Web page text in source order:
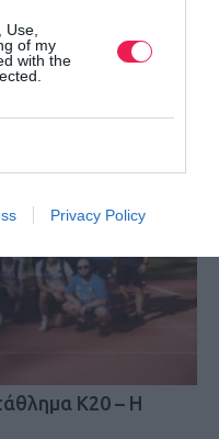
of my
with the
Privacy Policy
τον τελικό κι ένα
Κ20 – Η